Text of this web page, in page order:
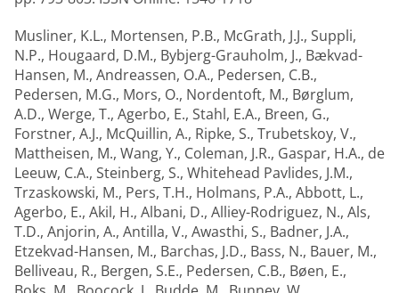
Musliner, K.L., Mortensen, P.B., McGrath, J.J., Suppli,
N.P., Hougaard, D.M., Bybjerg-Grauholm, J., Bækvad-
Hansen, M., Andreassen, O.A., Pedersen, C.B.,
Pedersen, M.G., Mors, O., Nordentoft, M., Børglum,
A.D., Werge, T., Agerbo, E., Stahl, E.A., Breen, G.,
Forstner, A.J., McQuillin, A., Ripke, S., Trubetskoy, V.,
Mattheisen, M., Wang, Y., Coleman, J.R., Gaspar, H.A., de
Leeuw, C.A., Steinberg, S., Whitehead Pavlides, J.M.,
Trzaskowski, M., Pers, T.H., Holmans, P.A., Abbott, L.,
Agerbo, E., Akil, H., Albani, D., Alliey-Rodriguez, N., Als,
T.D., Anjorin, A., Antilla, V., Awasthi, S., Badner, J.A.,
Etzekvad-Hansen, M., Barchas, J.D., Bass, N., Bauer, M.,
Belliveau, R., Bergen, S.E., Pedersen, C.B., Bøen, E.,